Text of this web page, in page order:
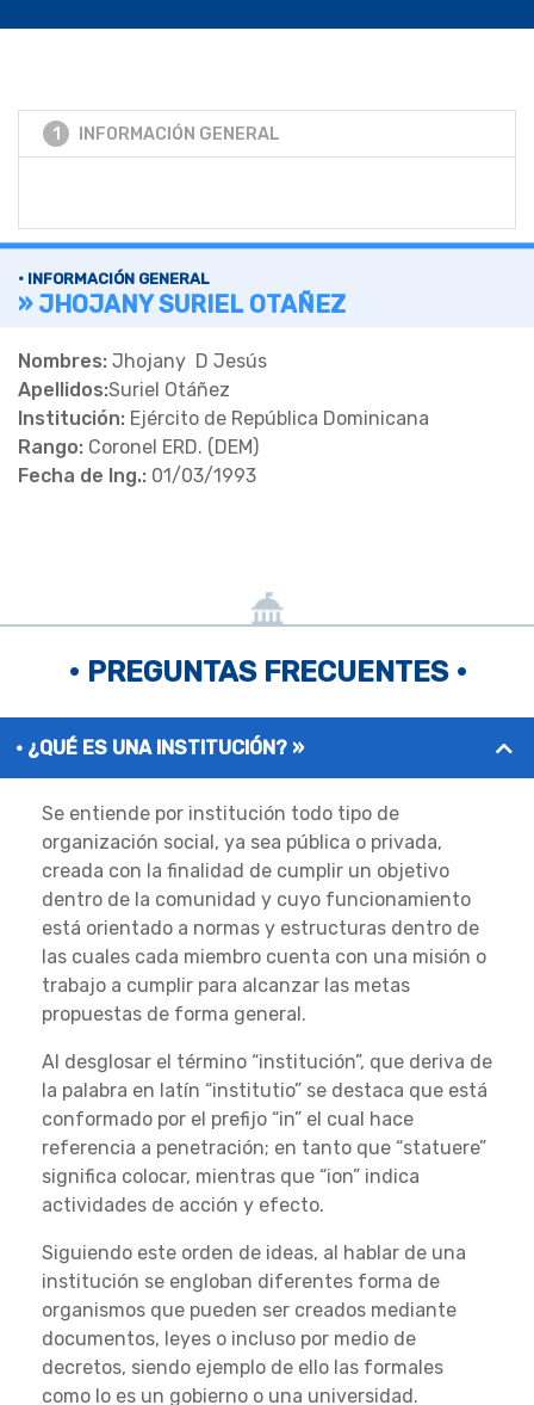
1 INFORMACIÓN GENERAL
• INFORMACIÓN GENERAL
» JHOJANY SURIEL OTAÑEZ
Nombres: Jhojany D Jesús
Apellidos:Suriel Otáñez
Institución: Ejército de República Dominicana
Rango: Coronel ERD. (DEM)
Fecha de Ing.: 01/03/1993
• PREGUNTAS FRECUENTES •
¿QUÉ ES UNA INSTITUCIÓN? »
Se entiende por institución todo tipo de
organización social, ya sea pública o privada,
creada con la finalidad de cumplir un objetivo
dentro de la comunidad y cuyo funcionamiento
está orientado a normas y estructuras dentro de
las cuales cada miembro cuenta con una misión o
trabajo a cumplir para alcanzar las metas
propuestas de forma general.
Al desglosar el término “institución”, que deriva de
la palabra en latín “institutio” se destaca que está
conformado por el prefijo “in” el cual hace
referencia a penetración; en tanto que “statuere”
significa colocar, mientras que “ion” indica
actividades de acción y efecto.
Siguiendo este orden de ideas, al hablar de una
institución se engloban diferentes forma de
organismos que pueden ser creados mediante
documentos, leyes o incluso por medio de
decretos, siendo ejemplo de ello las formales
como lo es un gobierno o una universidad.